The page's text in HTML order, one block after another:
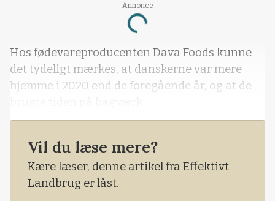
Annonce
Loading...
Hos fødevareproducenten Dava Foods kunne
det tydeligt mærkes, at danskerne var mere
hjemme i 2020 end de foregående år, og at de
Vil du læse mere?
Kære læser, denne artikel fra Effektivt
Landbrug er låst.